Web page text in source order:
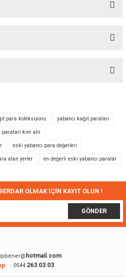
ederiz.
görüntülenemiyor.
bulunuyor.
pahalı.
olmalı.
Gönder
para koleksiyonu yabancı kağıt paraları
paraları kim alır
eski yabancı para değerleri
alan yerler en değerli eski yabancı paralar
OLMAK İÇİN KAYIT OLUN !
GÖNDER
hotmail.com
: 0544263 03 03